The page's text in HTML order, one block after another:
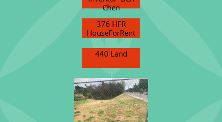
Chen
376 HFR
HouseForRent
440 Land